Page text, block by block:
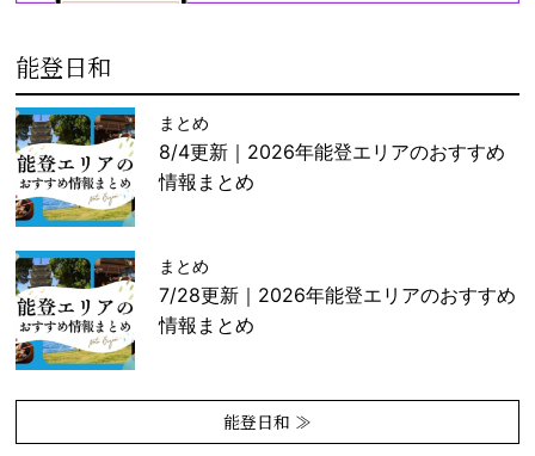
能登日和
まとめ
8/4更新｜2026年能登エリアのおすすめ
情報まとめ
まとめ
7/28更新｜2026年能登エリアのおすすめ
情報まとめ
能登日和 ≫